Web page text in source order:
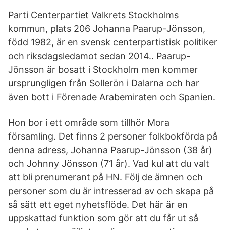
Parti Centerpartiet Valkrets Stockholms
kommun, plats 206 Johanna Paarup-Jönsson,
född 1982, är en svensk centerpartistisk politiker
och riksdagsledamot sedan 2014.. Paarup-
Jönsson är bosatt i Stockholm men kommer
ursprungligen från Sollerön i Dalarna och har
även bott i Förenade Arabemiraten och Spanien.
Hon bor i ett område som tillhör Mora
församling. Det finns 2 personer folkbokförda på
denna adress, Johanna Paarup-Jönsson (38 år)
och Johnny Jönsson (71 år). Vad kul att du valt
att bli prenumerant på HN. Följ de ämnen och
personer som du är intresserad av och skapa på
så sätt ett eget nyhetsflöde. Det här är en
uppskattad funktion som gör att du får ut så